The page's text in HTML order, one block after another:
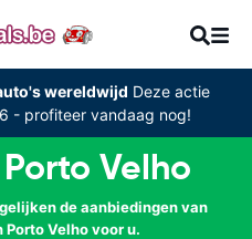
wereldwijd Deze actie
- profiteer vandaag nog!
Velho
de aanbiedingen van
Velho voor u.